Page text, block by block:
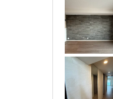
夏季休暇
価格改定の
平日ナイト